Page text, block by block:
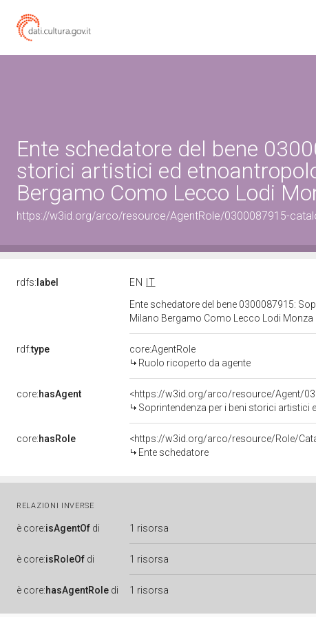
Ente schedatore del bene
storici artistici ed
Bergamo Como Lecco Lodi
https://w3id.org/arco/resource/AgentRole/0300087915-
rdfs: label EN
IT
Ente schedatore del bene 0300087915:
Milano Bergamo Como Lecco Lodi Monza
rdf:type
core:AgentRole
Ruolo ricoperto da agente
core:hasAgent
<https://w3id.org/arco/resource/Agent/
Soprintendenza per i beni storici
core:hasRole
<https://w3id.org/arco/resource/Role/
Ente schedatore
RELAZIONI INVERSE
è core:isAgentOf di 1 risorsa
è core:isRoleOf di 1 risorsa
è core:hasAgentRole di 1 risorsa